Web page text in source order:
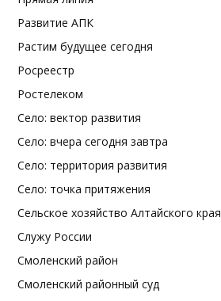
Развитие АПК
Растим будущее сегодня
Росреестр
Ростелеком
Село: вектор развития
Село: вчера сегодня завтра
Село: территория развития
Село: точка притяжения
Сельское хозяйство Алтайского края
Служу России
Смоленский район
Смоленский районный суд